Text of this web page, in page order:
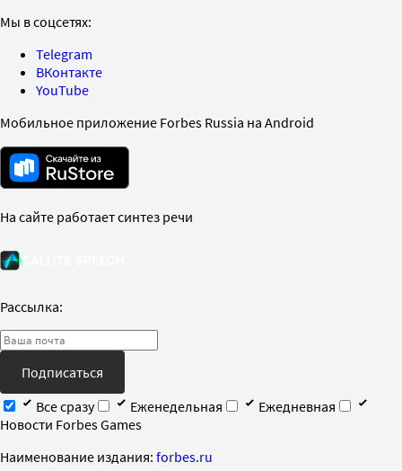
Мы в соцсетях:
Telegram
ВКонтакте
YouTube
Мобильное приложение Forbes Russia на Android
На сайте работает синтез речи
Рассылка:
Подписаться
Все сразу
Еженедельная
Ежедневная
Новости Forbes Games
Наименование издания: forbes.ru